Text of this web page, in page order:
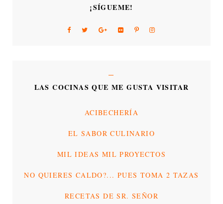
¡SÍGUEME!
LAS COCINAS QUE ME GUSTA VISITAR
ACIBECHERÍA
EL SABOR CULINARIO
MIL IDEAS MIL PROYECTOS
NO QUIERES CALDO?... PUES TOMA 2 TAZAS
RECETAS DE SR. SEÑOR